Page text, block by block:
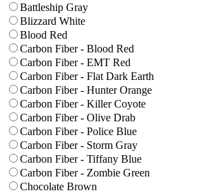
Battleship Gray
Blizzard White
Blood Red
Carbon Fiber - Blood Red
Carbon Fiber - EMT Red
Carbon Fiber - Flat Dark Earth
Carbon Fiber - Hunter Orange
Carbon Fiber - Killer Coyote
Carbon Fiber - Olive Drab
Carbon Fiber - Police Blue
Carbon Fiber - Storm Gray
Carbon Fiber - Tiffany Blue
Carbon Fiber - Zombie Green
Chocolate Brown